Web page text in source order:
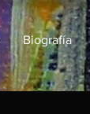
Biografía